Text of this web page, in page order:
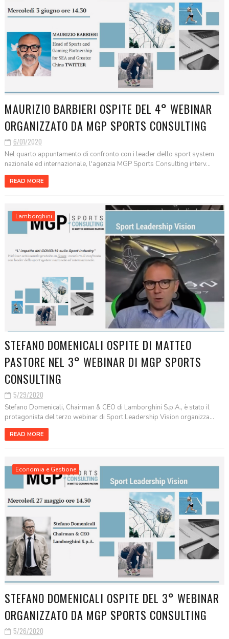
MAURIZIO BARBIERI OSPITE DEL 4° WEBINAR
ORGANIZZATO DA MGP SPORTS CONSULTING
6/01/2020
Nel quarto appuntamento di confronto con i leader dello sport system
nazionale ed internazionale, l'agenzia MGP Sports Consulting interv...
READ MORE
Lamborghini
STEFANO DOMENICALI OSPITE DI MATTEO
PASTORE NEL 3° WEBINAR DI MGP SPORTS
CONSULTING
5/29/2020
Stefano Domenicali, Chairman & CEO di Lamborghini S.p.A., è stato il
protagonista del terzo webinar di Sport Leadership Vision organizza...
READ MORE
Economia e Gestione
STEFANO DOMENICALI OSPITE DEL 3° WEBINAR
ORGANIZZATO DA MGP SPORTS CONSULTING
5/26/2020